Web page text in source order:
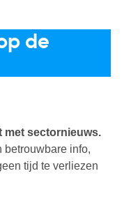
de
met sectornieuws.
betrouwbare info,
tijd te verliezen